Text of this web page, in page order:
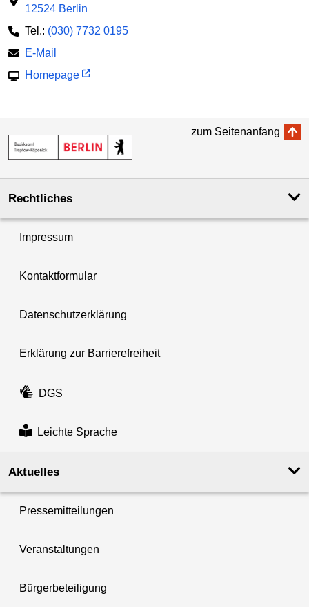
12524 Berlin
Tel.: (030) 7732 0195
E-Mail
Homepage
zum Seitenanfang
Rechtliches
Impressum
Kontaktformular
Datenschutzerklärung
Erklärung zur Barrierefreiheit
DGS
Leichte Sprache
Aktuelles
Pressemitteilungen
Veranstaltungen
Bürgerbeteiligung